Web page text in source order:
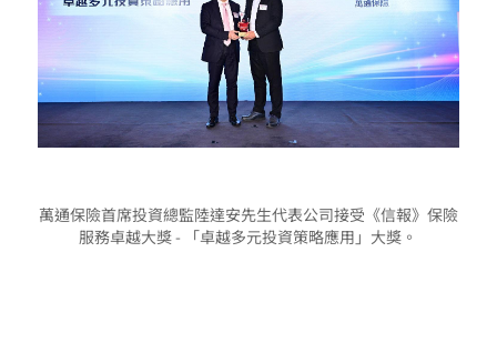
萬通保險首席投資總監陸達安先生代表公司接受《信報》保險
服務卓越大獎 - 「卓越多元投資策略應用」大獎。